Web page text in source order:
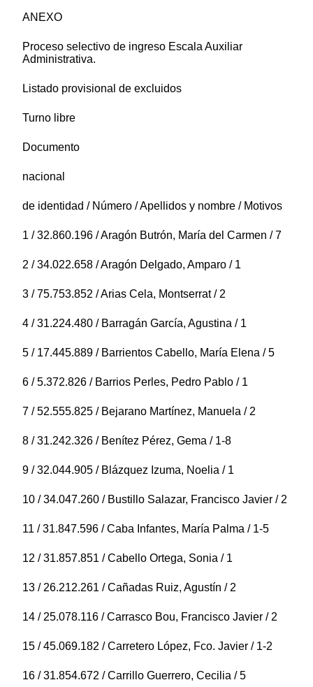
ANEXO
Proceso selectivo de ingreso Escala Auxiliar
Administrativa.
Listado provisional de excluidos
Turno libre
Documento
nacional
de identidad / Número / Apellidos y nombre / Motivos
1 / 32.860.196 / Aragón Butrón, María del Carmen / 7
2 / 34.022.658 / Aragón Delgado, Amparo / 1
3 / 75.753.852 / Arias Cela, Montserrat / 2
4 / 31.224.480 / Barragán García, Agustina / 1
5 / 17.445.889 / Barrientos Cabello, María Elena / 5
6 / 5.372.826 / Barrios Perles, Pedro Pablo / 1
7 / 52.555.825 / Bejarano Martínez, Manuela / 2
8 / 31.242.326 / Benítez Pérez, Gema / 1-8
9 / 32.044.905 / Blázquez Izuma, Noelia / 1
10 / 34.047.260 / Bustillo Salazar, Francisco Javier / 2
11 / 31.847.596 / Caba Infantes, María Palma / 1-5
12 / 31.857.851 / Cabello Ortega, Sonia / 1
13 / 26.212.261 / Cañadas Ruiz, Agustín / 2
14 / 25.078.116 / Carrasco Bou, Francisco Javier / 2
15 / 45.069.182 / Carretero López, Fco. Javier / 1-2
16 / 31.854.672 / Carrillo Guerrero, Cecilia / 5